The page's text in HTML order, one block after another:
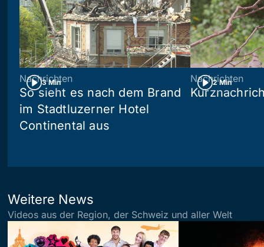
3 Min
Nachrichten
So sieht es nach dem Brand
im Stadtluzerner Hotel
Continental aus
2 Min
Nachrichten
Weitere News
Videos aus der Region, der Schweiz und aller Welt